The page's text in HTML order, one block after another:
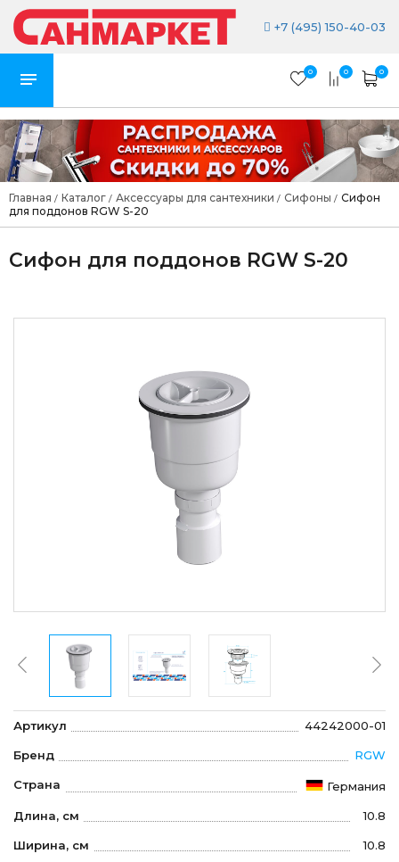
+7 (495) 150-40-03
0 0 0
Главная / Каталог / Аксессуары для сантехники / Сифоны / Сифон
для поддонов RGW S-20
Сифон для поддонов RGW S-20
Артикул 44242000-01
Бренд RGW
Страна Германия
Длина, см 10.8
Ширина, см 10.8